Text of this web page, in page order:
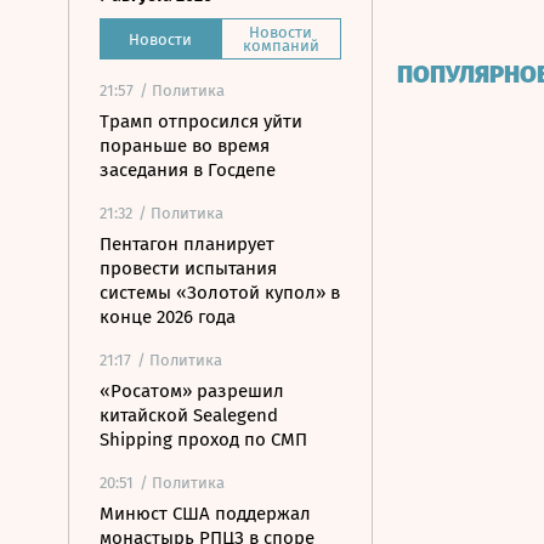
Новости Новости
компаний
21:57 / Политика
Трамп отпросился уйти
пораньше во время
заседания в Госдепе
21:32 / Политика
Пентагон планирует
провести испытания
системы «Золотой купол» в
конце 2026 года
21:17 / Политика
«Росатом» разрешил
китайской Sealegend
Shipping проход по СМП
20:51 / Политика
Минюст США поддержал
монастырь РПЦЗ в споре